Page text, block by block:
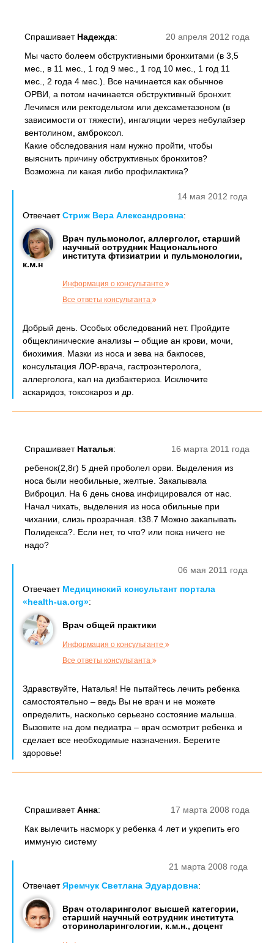
20 апреля 2012 года
Спрашивает Надежда:
Мы часто болеем обструктивными бронхитами (в 3,5
мес., в 11 мес., 1 год 9 мес., 1 год 10 мес., 1 год 11
мес., 2 года 4 мес.). Все начинается как обычное
ОРВИ, а потом начинается обструктивный бронхит.
Лечимся или ректодельтом или дексаметазоном (в
зависимости от тяжести), ингаляции через небулайзер
вентолином, амброксол.
Какие обследования нам нужно пройти, чтобы
выяснить причину обструктивных бронхитов?
Возможна ли какая либо профилактика?
14 мая 2012 года
ОтвечаетСтриж Вера Александровна:
Врач пульмонолог, аллерголог, старший
научный сотрудник Национального
института фтизиатрии и пульмонологии,
к.м.н
Информация о консультанте
Все ответы консультанта
Добрый день. Особых обследований нет. Пройдите
общеклинические анализы – общие ан крови, мочи,
биохимия. Мазки из носа и зева на бакпосев,
консультация ЛОР-врача, гастроэнтеролога,
аллерголога, кал на дизбактериоз. Исключите
аскаридоз, токсокароз и др.
16 марта 2011 года
Спрашивает Наталья:
ребенок(2,8г) 5 дней проболел орви. Выделения из
носа были необильные, желтые. Закапывала
Виброцил. На 6 день снова инфицировался от нас.
Начал чихать, выделения из носа обильные при
чихании, слизь прозрачная. t38.7 Можно закапывать
Полидекса?. Если нет, то что? или пока ничего не
надо?
06 мая 2011 года
Отвечает Медицинский консультант портала
«health-ua.org»:
Врач общей практики
Информация о консультанте
Все ответы консультанта
Здравствуйте, Наталья! Не пытайтесь лечить ребенка
самостоятельно – ведь Вы не врач и не можете
определить, насколько серьезно состояние малыша.
Вызовите на дом педиатра – врач осмотрит ребенка и
сделает все необходимые назначения. Берегите
здоровье!
17 марта 2008 года
СпрашиваетАнна:
Как вылечить насморк у ребенка 4 лет и укрепить его
иммуную систему
21 марта 2008 года
ОтвечаетЯремчук Светлана Эдуардовна:
Врач отоларинголог высшей категории,
старший научный сотрудник института
оториноларингологии, к.м.н., доцент